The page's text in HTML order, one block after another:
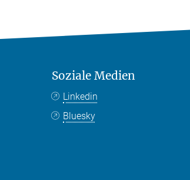
Soziale Medien
Linkedin
Bluesky